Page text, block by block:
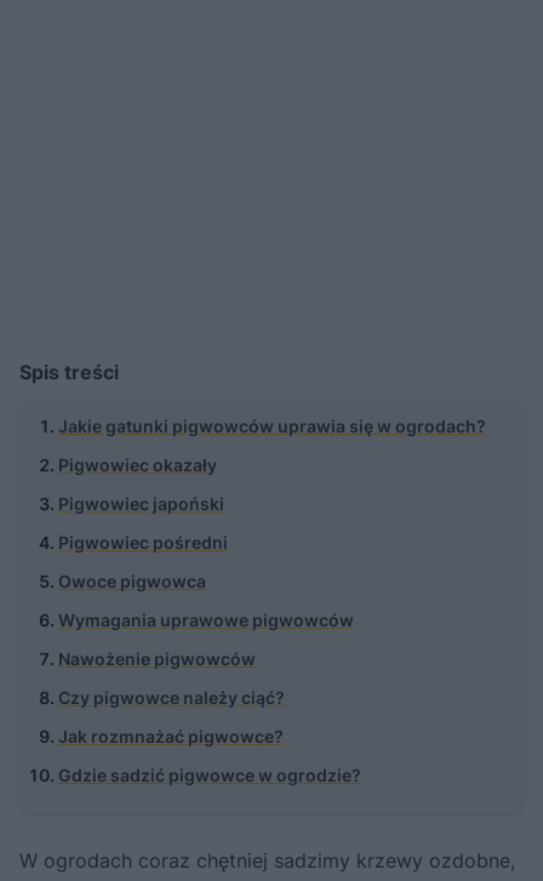
Spis treści
Jakie gatunki pigwowców uprawia się w ogrodach?
Pigwowiec okazały
Pigwowiec japoński
Pigwowiec pośredni
Owoce pigwowca
Wymagania uprawowe pigwowców
Nawożenie pigwowców
Czy pigwowce należy ciąć?
Jak rozmnażać pigwowce?
Gdzie sadzić pigwowce w ogrodzie?
W ogrodach coraz chętniej sadzimy krzewy ozdobne,